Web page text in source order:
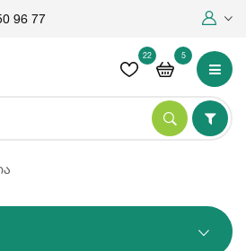
96 77
22 5